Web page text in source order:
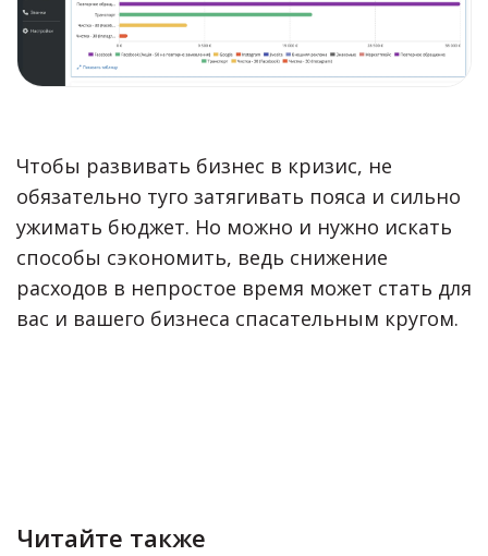
Чтобы развивать бизнес в кризис, не
обязательно туго затягивать пояса и сильно
ужимать бюджет. Но можно и нужно искать
способы сэкономить, ведь снижение
расходов в непростое время может стать для
вас и вашего бизнеса спасательным кругом.
Читайте также